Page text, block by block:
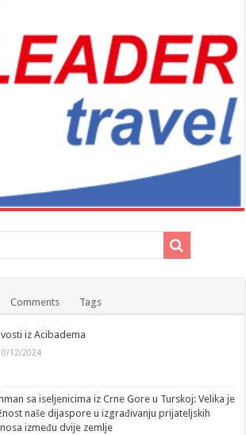
Comments Tags
iz Acibadema
12/2024
sa iseljenicima iz Crne Gore u Turskoj: Velika je
naše dijaspore u izgrađivanju prijateljskih
između dvije zemlje